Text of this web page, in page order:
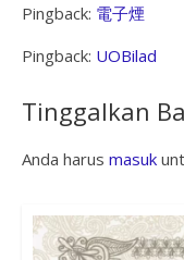
Pingback: 電子煙
Pingback: UOBilad
Tinggalkan
Anda harus masuk